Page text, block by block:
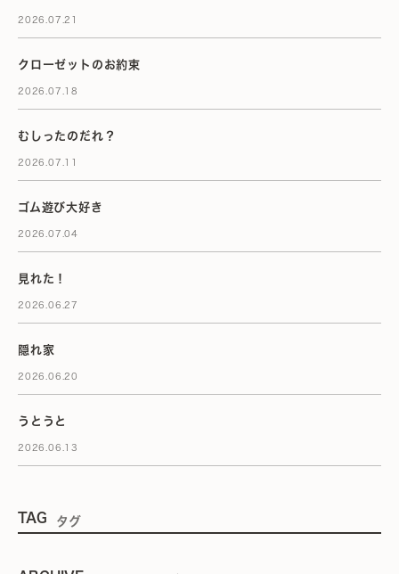
2026.07.21
クローゼットのお約束
2026.07.18
むしったのだれ？
2026.07.11
ゴム遊び大好き
2026.07.04
見れた！
2026.06.27
隠れ家
2026.06.20
うとうと
2026.06.13
TAG タグ